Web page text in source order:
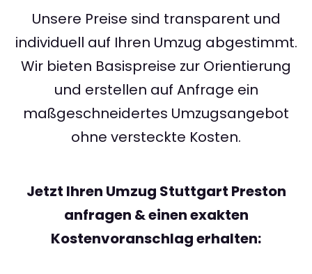
Unsere Preise sind transparent und
individuell auf Ihren Umzug abgestimmt.
Wir bieten Basispreise zur Orientierung
und erstellen auf Anfrage ein
maßgeschneidertes Umzugsangebot
ohne versteckte Kosten.
Jetzt Ihren Umzug Stuttgart Preston
anfragen & einen exakten
Kostenvoranschlag erhalten: